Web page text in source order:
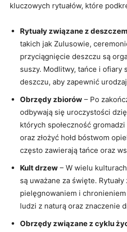
kluczowych rytuałów, które
Rytuały związane z deszczem
takich jak Zulusowie,
przyciągnięcie deszczu są
suszy. Modlitwy, tańce i ofiary
deszczu, aby zapewnić
Obrzędy zbiorów – Po
odbywają się uroczystości
których społeczność
oraz złożyć hołd bóstwom
często zawierają tańce oraz
Kult drzew – W wielu
są uważane za święte.
pielęgnowaniem i
ludzi z naturą oraz znaczenie
Obrzędy związane z cyklu